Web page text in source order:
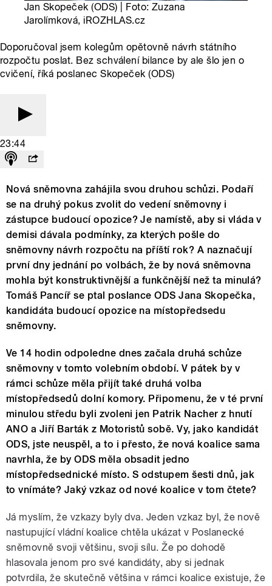
Jan Skopeček (ODS) | Foto: Zuzana
Jarolímková, iROZHLAS.cz
Doporučoval jsem kolegům opětovně návrh státního
rozpočtu poslat. Bez schválení bilance by ale šlo jen o
cvičení, říká poslanec Skopeček (ODS)
23:44
Nová sněmovna zahájila svou druhou schůzi. Podaří
se na druhý pokus zvolit do vedení sněmovny i
zástupce budoucí opozice? Je namístě, aby si vláda v
demisi dávala podmínky, za kterých pošle do
sněmovny návrh rozpočtu na příští rok? A naznačují
první dny jednání po volbách, že by nová sněmovna
mohla být konstruktivnější a funkčnější než ta minulá?
Tomáš Pancíř se ptal poslance ODS Jana Skopečka,
kandidáta budoucí opozice na místopředsedu
sněmovny.
Ve 14 hodin odpoledne dnes začala druhá schůze
sněmovny v tomto volebním období. V pátek by v
rámci schůze měla přijít také druhá volba
místopředsedů dolní komory. Připomenu, že v té první
minulou středu byli zvoleni jen Patrik Nacher z hnutí
ANO a Jiří Barták z Motoristů sobě. Vy, jako kandidát
ODS, jste neuspěl, a to i přesto, že nová koalice sama
navrhla, že by ODS měla obsadit jedno
místopředsednické místo. S odstupem šesti dnů, jak
to vnímáte? Jaký vzkaz od nové koalice v tom čtete?
Já myslím, že vzkazy byly dva. Jeden vzkaz byl, že nově
nastupující vládní koalice chtěla ukázat v Poslanecké
sněmovně svoji většinu, svoji sílu. Že po dohodě
hlasovala jenom pro své kandidáty, aby si jednak
potvrdila, že skutečně většina v rámci koalice existuje, že